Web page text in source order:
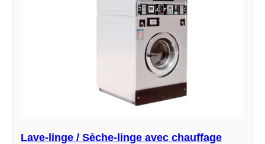
Lave-linge / Sèche-linge avec chauffage